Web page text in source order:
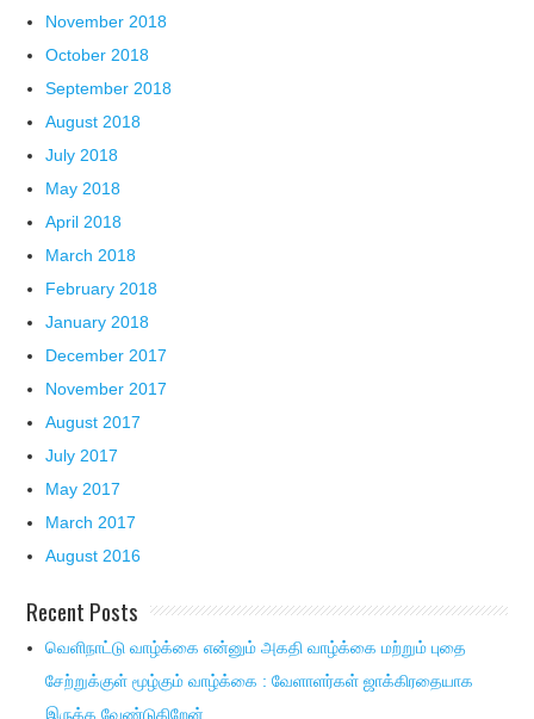
November 2018
October 2018
September 2018
August 2018
July 2018
May 2018
April 2018
March 2018
February 2018
January 2018
December 2017
November 2017
August 2017
July 2017
May 2017
March 2017
August 2016
Recent Posts
வெளிநாட்டு வாழ்க்கை என்னும் அகதி வாழ்க்கை மற்றும் புதை
சேற்றுக்குள் மூழ்கும் வாழ்க்கை : வேளாளர்கள் ஜாக்கிரதையாக
இருக்க வேண்டுகிறேன்